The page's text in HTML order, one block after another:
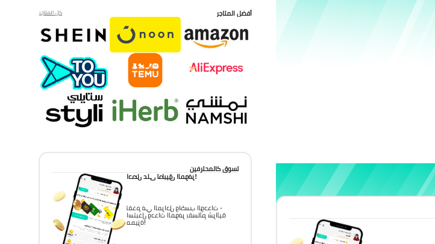
أفضل المتاجر كل المتاجر
تسوق كالمحترفين
احصل على تطبيق الموفر!
تقدم في المراحل واكسب الوحدات -
استبدل وحدات الموفر بقسائم شرائية
مميزة!